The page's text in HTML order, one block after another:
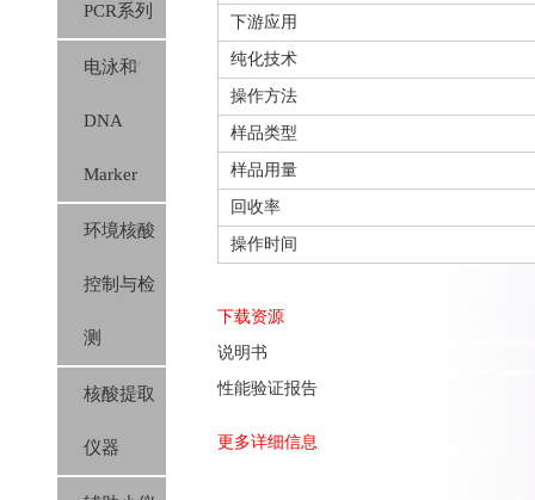
PCR系列
电泳和
DNA
Marker
环境核酸
控制与检
测
核酸提取
仪器
下游应用
纯化技术
操作方法
样品类型
样品用量
回收率
操作时间
下载资源
说明书
性能验证报告
更多详细信息